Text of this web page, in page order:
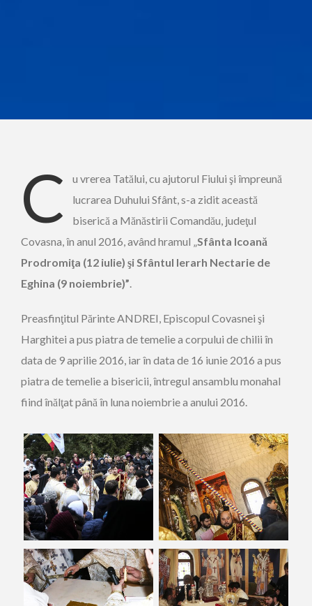
C
u vrerea Tatălui, cu ajutorul Fiului şi împreună
lucrarea Duhului Sfânt, s-a zidit această
biserică a Mănăstirii Comandău, judeţul
Covasna, în anul 2016, având hramul „Sfânta Icoană
Prodromiţa (12 iulie) şi Sfântul Ierarh Nectarie de
Eghina (9 noiembrie)”.
Preasfinţitul Părinte ANDREI, Episcopul Covasnei şi
Harghitei a pus piatra de temelie a corpului de chilii în
data de 9 aprilie 2016, iar în data de 16 iunie 2016 a pus
piatra de temelie a bisericii, întregul ansamblu monahal
fiind înălţat până în luna noiembrie a anului 2016.